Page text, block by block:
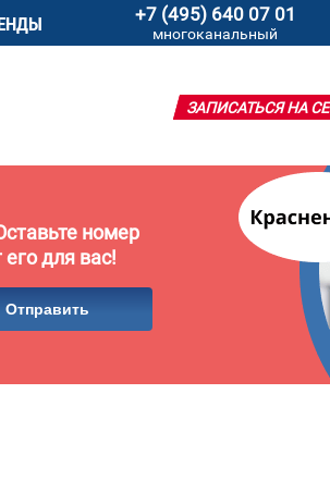
+7 (495) 640 07 01
многоканальный
ЗАПИСАТЬСЯ НА
номер
для вас!
Отправить